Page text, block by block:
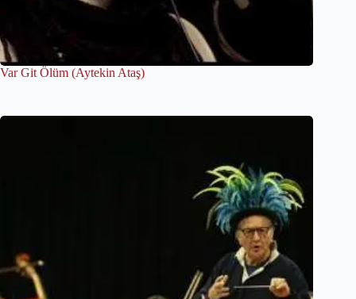
Var Git Ölüm (Aytekin Ataş)